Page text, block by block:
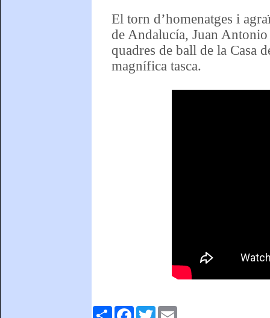
El torn d’homenatges i
de Andalucía, Juan
quadres de ball de la Casa
magnífica tasca.
ComparteixFacebookTwitter